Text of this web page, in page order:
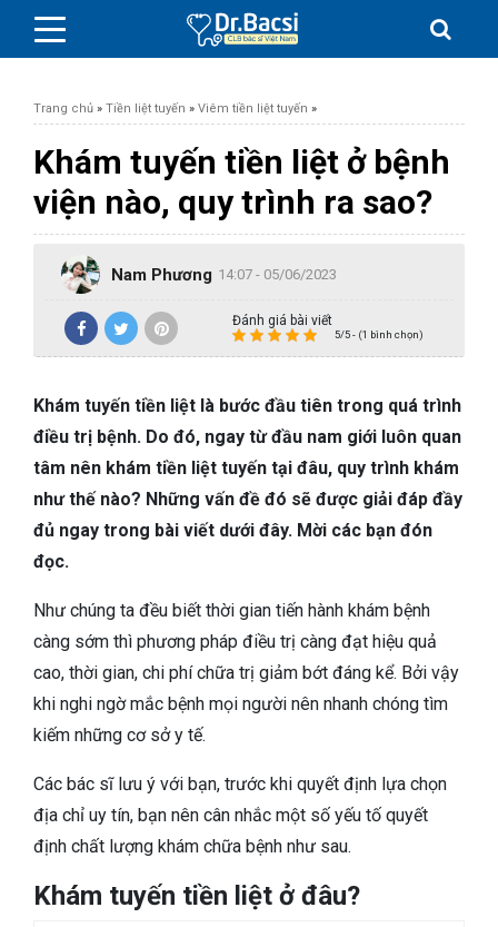
BỆNH DA LIỄU
BỆNH PHỤ KHOA
BỆNH XƯƠNG KHỚP
TAI – MŨI – HỌNG
TIÊU HÓA
DA LIỄU THẨM MỸ
NHA KHOA
Trang chủ » Tiền liệt tuyến » Viêm tiền liệt tuyến »
Khám tuyến tiền liệt ở bệnh
viện nào, quy trình ra sao?
Nam Phương 14:07 - 05/06/2023
Đánh giá bài viết
5/5 - (1 bình chọn)
Khám tuyến tiền liệt là bước đầu tiên trong quá trình
điều trị bệnh. Do đó, ngay từ đầu nam giới luôn quan
tâm nên khám tiền liệt tuyến tại đâu, quy trình khám
như thế nào? Những vấn đề đó sẽ được giải đáp đầy
đủ ngay trong bài viết dưới đây. Mời các bạn đón
đọc.
Như chúng ta đều biết thời gian tiến hành khám bệnh
càng sớm thì phương pháp điều trị càng đạt hiệu quả
cao, thời gian, chi phí chữa trị giảm bớt đáng kể. Bởi vậy
khi nghi ngờ mắc bệnh mọi người nên nhanh chóng tìm
kiếm những cơ sở y tế.
Các bác sĩ lưu ý với bạn, trước khi quyết định lựa chọn
địa chỉ uy tín, bạn nên cân nhắc một số yếu tố quyết
định chất lượng khám chữa bệnh như sau.
Khám tuyến tiền liệt ở đâu?